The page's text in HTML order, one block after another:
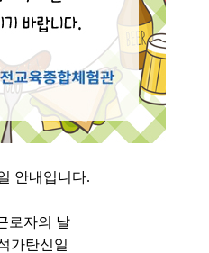
안내입니다.
로자의 날
가탄신일